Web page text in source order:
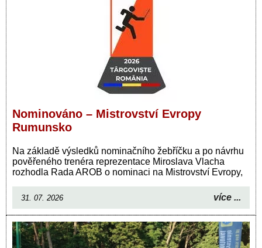
Nominováno – Mistrovství Evropy
Rumunsko
Na základě výsledků nominačního žebříčku a po návrhu
pověřeného trenéra reprezentace Miroslava Vlacha
rozhodla Rada AROB o nominaci na Mistrovství Evropy,
31. 07. 2026 více ...